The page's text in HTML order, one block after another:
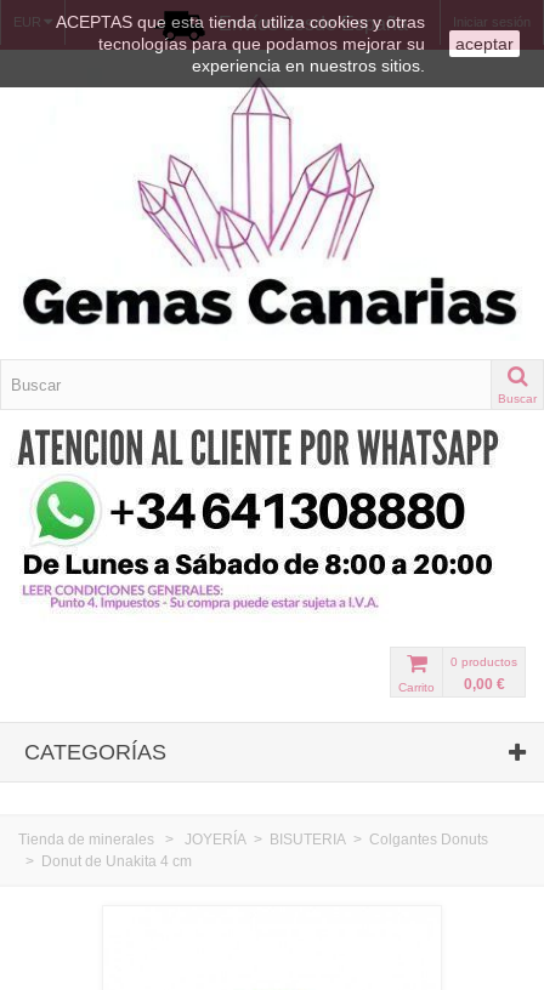
ACEPTAS que esta tienda utiliza cookies y otras
tecnologías para que podamos mejorar su
experiencia en nuestros sitios.
aceptar
EUR Iniciar sesión
Envíos desde España
Buscar
0 productos
0,00 €
Carrito
CATEGORÍAS
Tienda de minerales > JOYERÍA > BISUTERIA > Colgantes Donuts
> Donut de Unakita 4 cm